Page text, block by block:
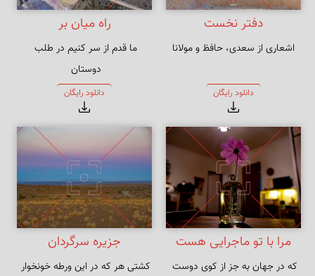
دفتر نخست
اشعاری از سعدی، حافظ و مولانا
دانلود رایگان
راه میان بر
ما قدم از سر کنیم در طلب
راه به جایی نَبُرد هر که به اَقدام
رفت
دانلود رایگان
مرا با تو ماجرایی هست
که در جهان به جز از کوی دوست
جزیره سرگردان
کشتی هر که در این ورطه خونخوار